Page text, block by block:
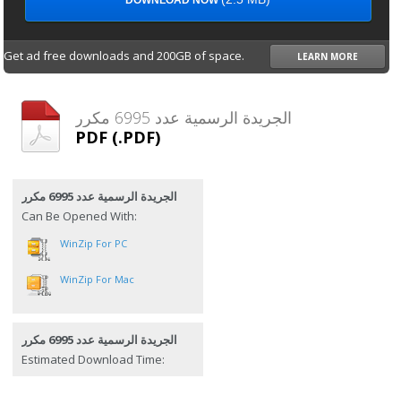
Get ad free downloads and 200GB of space. LEARN MORE
الجريدة الرسمية عدد 6995 مكرر
PDF (.PDF)
الجريدة الرسمية عدد 6995 مكرر
Can Be Opened With:
WinZip For PC
WinZip For Mac
الجريدة الرسمية عدد 6995 مكرر
Estimated Download Time: